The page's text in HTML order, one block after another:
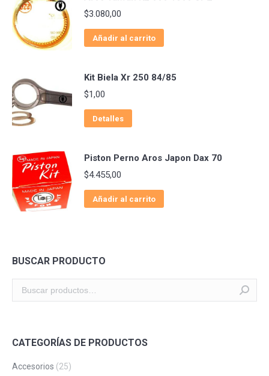
$3.080,00
Añadir al carrito
Kit Biela Xr 250 84/85
$1,00
Detalles
Piston Perno Aros Japon Dax 70
$4.455,00
Añadir al carrito
BUSCAR PRODUCTO
CATEGORÍAS DE PRODUCTOS
Accesorios (25)